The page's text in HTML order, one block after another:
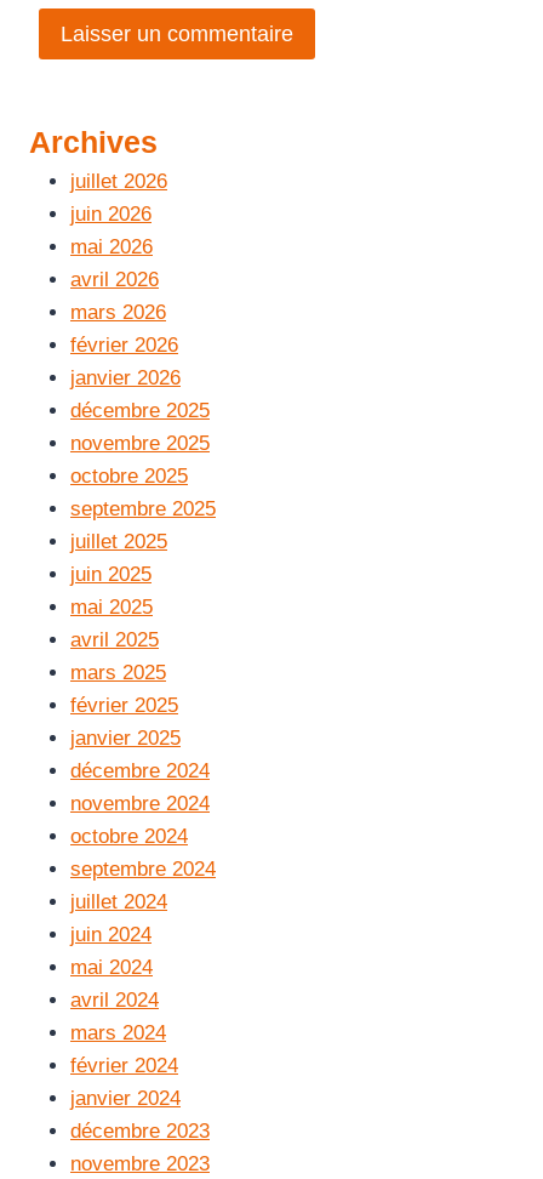
Archives
juillet 2026
juin 2026
mai 2026
avril 2026
mars 2026
février 2026
janvier 2026
décembre 2025
novembre 2025
octobre 2025
septembre 2025
juillet 2025
juin 2025
mai 2025
avril 2025
mars 2025
février 2025
janvier 2025
décembre 2024
novembre 2024
octobre 2024
septembre 2024
juillet 2024
juin 2024
mai 2024
avril 2024
mars 2024
février 2024
janvier 2024
décembre 2023
novembre 2023